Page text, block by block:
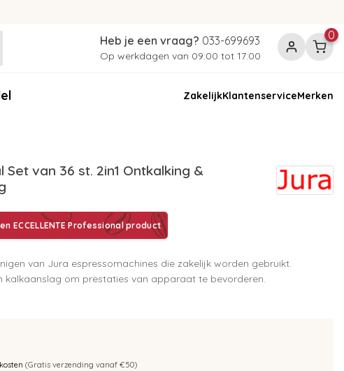
Heb je een vraag? 033-699693
Op werkdagen van 09:00 tot 17:00
0
ZakelijkKlantenserviceMerken
Set van 36 st. 2in1 Ontkalking &
ECCELLENTE Professional product
van Jura espressomachines die zakelijk worden gebruikt.
kalkaanslag om prestaties van apparaat te bevorderen.
(Gratis verzending vanaf €50)